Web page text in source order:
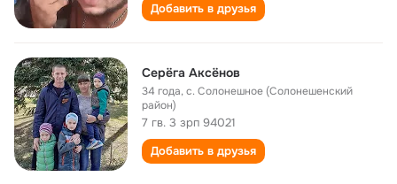
Добавить в друзья
Серёга Аксёнов
34 года,с. Солонешное (Солонешенский
район)
7 гв. 3 зрп 94021
Добавить в друзья